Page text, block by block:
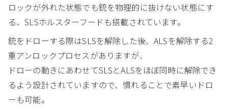
ロックが外れた状態でも銃を物理的に抜けない状態にす
る、SLSホルスターフードも搭載されています。
銃をドローする際はSLSを解除した後、ALSを解除する2
重アンロックプロセスがありますが、
ドローの動きにあわせてSLSとALSをほぼ同時に解除でき
るよう設計されていますので、慣れることで素早いドロ
ーも可能。